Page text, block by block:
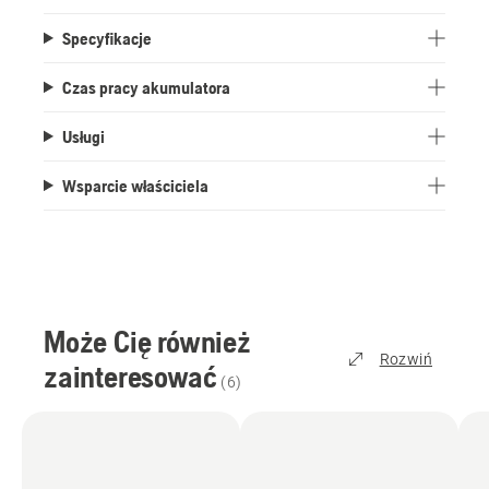
Specyfikacje
Czas pracy akumulatora
Usługi
Wsparcie właściciela
Może Cię również
zainteresować (6)
Rozwiń